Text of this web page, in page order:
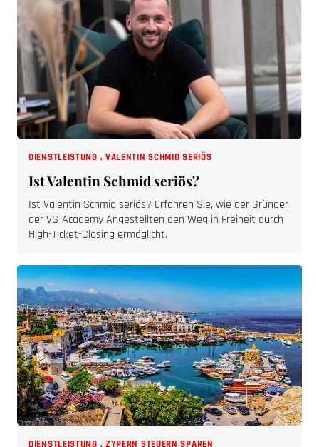
DIENSTLEISTUNG , VALENTIN SCHMID SERIÖS
Ist Valentin Schmid seriös?
Ist Valentin Schmid seriös? Erfahren Sie, wie der Gründer
der VS-Academy Angestellten den Weg in Freiheit durch
High-Ticket-Closing ermöglicht.
DIENSTLEISTUNG , ZYPERN STEUERN SPAREN